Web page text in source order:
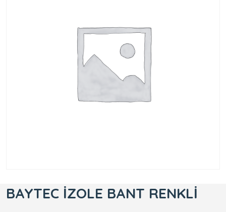
BAYTEC İZOLE BANT RENKLİ